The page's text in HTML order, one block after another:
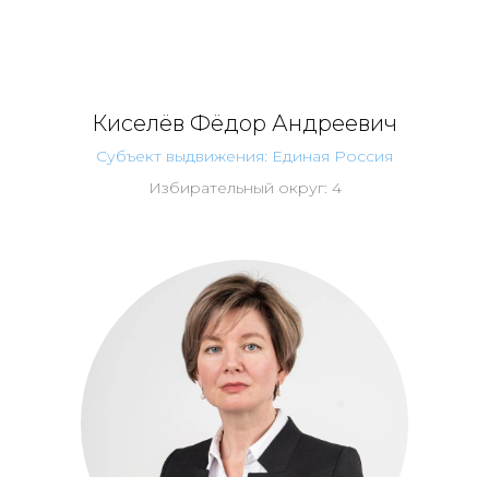
Киселёв Фёдор Андреевич
Субъект выдвижения: Единая Россия
Избирательный округ: 4